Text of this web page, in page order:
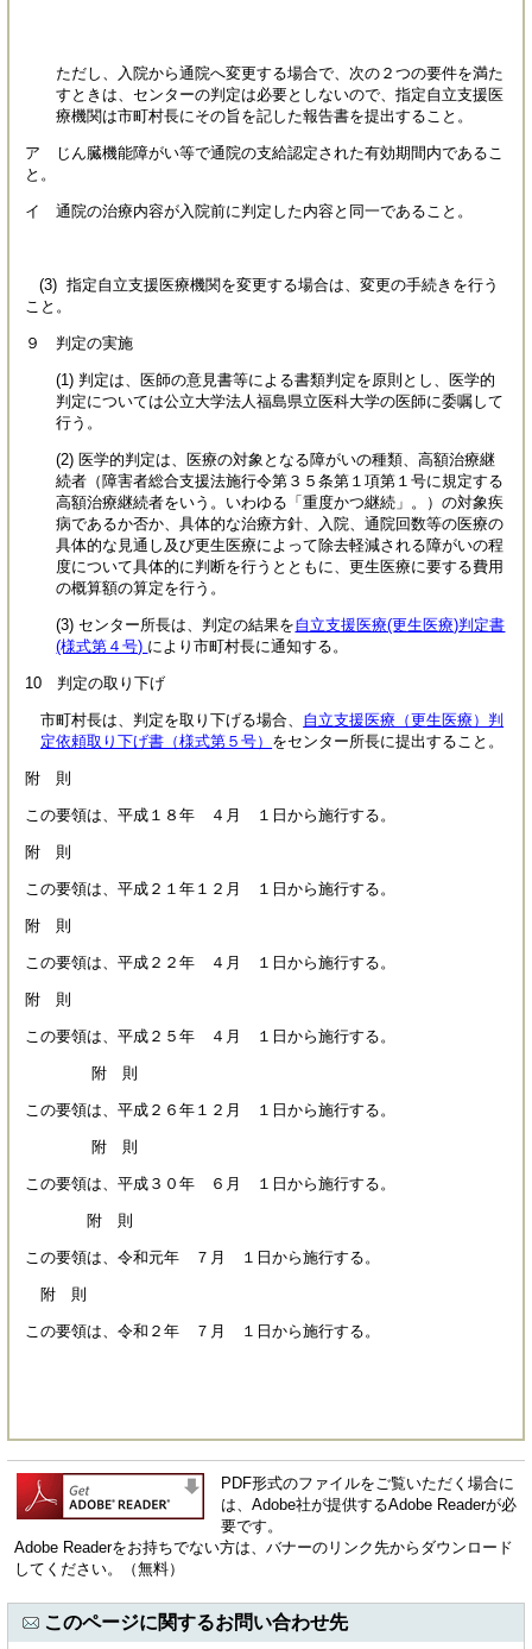
ただし、入院から通院へ変更する場合で、次の２つの要件を満た
すときは、センターの判定は必要としないので、指定自立支援医
療機関は市町村長にその旨を記した報告書を提出すること。
ア じん臓機能障がい等で通院の支給認定された有効期間内であるこ
と。
イ 通院の治療内容が入院前に判定した内容と同一であること。
(3) 指定自立支援医療機関を変更する場合は、変更の手続きを行う
こと。
９ 判定の実施
(1) 判定は、医師の意見書等による書類判定を原則とし、医学的
判定については公立大学法人福島県立医科大学の医師に委嘱して
行う。
(2) 医学的判定は、医療の対象となる障がいの種類、高額治療継
続者（障害者総合支援法施行令第３５条第１項第１号に規定する
高額治療継続者をいう。いわゆる「重度かつ継続」。）の対象疾
病であるか否か、具体的な治療方針、入院、通院回数等の医療の
具体的な見通し及び更生医療によって除去軽減される障がいの程
度について具体的に判断を行うとともに、更生医療に要する費用
の概算額の算定を行う。
(3) センター所長は、判定の結果を自立支援医療(更生医療)判定書
(様式第４号) により市町村長に通知する。
10 判定の取り下げ
市町村長は、判定を取り下げる場合、 自立支援医療（更生医療）判
定依頼取り下げ書（様式第５号） をセンター所長に提出すること。
附 則
この要領は、平成１８年 ４月 １日から施行する。
附 則
この要領は、平成２１年１２月 １日から施行する。
附 則
この要領は、平成２２年 ４月 １日から施行する。
附 則
この要領は、平成２５年 ４月 １日から施行する。
附 則
この要領は、平成２６年１２月 １日から施行する。
附 則
この要領は、平成３０年 ６月 １日から施行する。
附 則
この要領は、令和元年 ７月 １日から施行する。
附 則
この要領は、令和２年 ７月 １日から施行する。
PDF形式のファイルをご覧いただく場合に
は、Adobe社が提供するAdobe Readerが必
要です。
Adobe Readerをお持ちでない方は、バナーのリンク先からダウンロード
してください。（無料）
このページに関するお問い合わせ先